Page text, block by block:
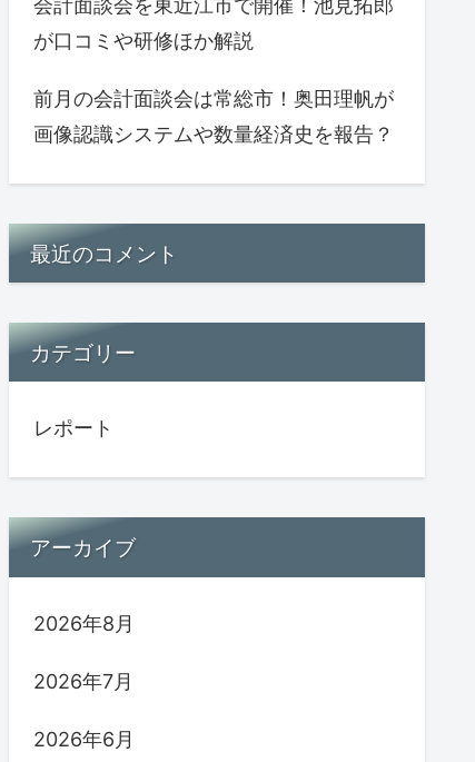
会計面談会を東近江市で開催！池見拓郎
が口コミや研修ほか解説
前月の会計面談会は常総市！奥田理帆が
画像認識システムや数量経済史を報告？
最近のコメント
カテゴリー
レポート
アーカイブ
2026年8月
2026年7月
2026年6月